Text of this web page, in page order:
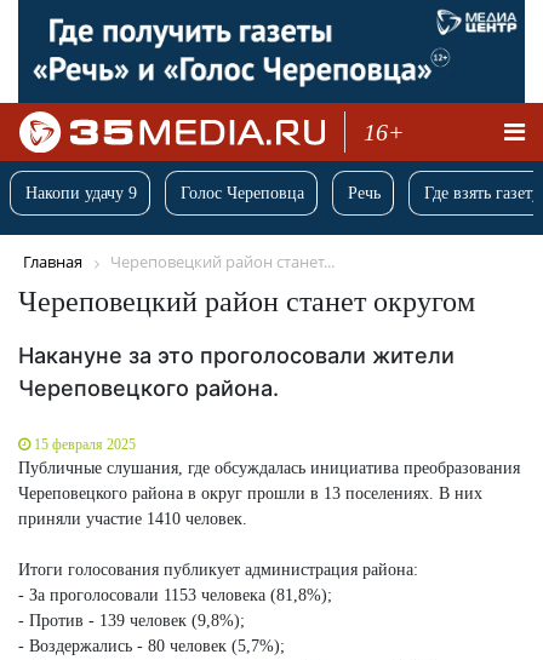
16+
Накопи удачу 9 Голос Череповца Речь Где взять
Главная Череповецкий район станет...
Череповецкий район станет округом
Накануне за это проголосовали жители
Череповецкого района.
15 февраля 2025
Публичные слушания, где обсуждалась инициатива преобразования
Череповецкого района в округ прошли в 13 поселениях. В них
приняли участие 1410 человек.
Итоги голосования публикует администрация района:
- За проголосовали 1153 человека (81,8%);
- Против - 139 человек (9,8%);
- Воздержались - 80 человек (5,7%);